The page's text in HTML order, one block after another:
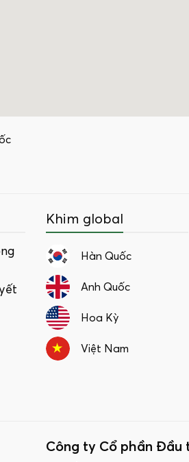
Khim global
Hàn Quốc
Anh Quốc
Hoa Kỳ
Việt Nam
Công ty Cổ phần